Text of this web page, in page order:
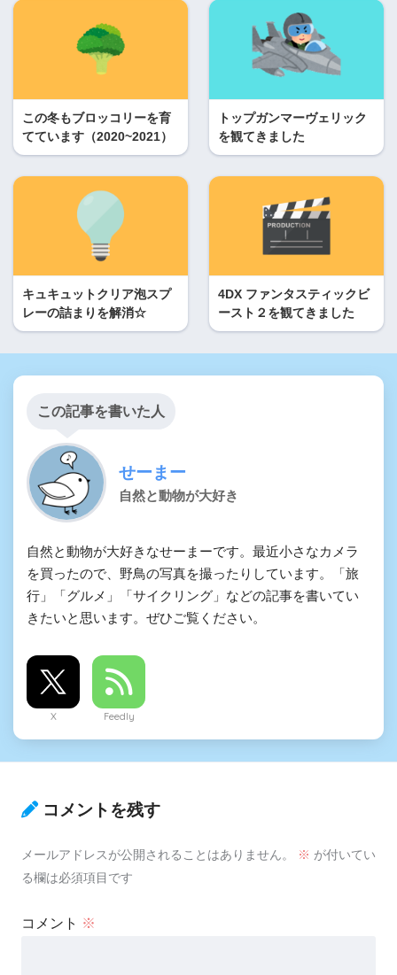
この冬もブロッコリーを育
てています（2020~2021）
トップガンマーヴェリック
を観てきました
キュキュットクリア泡スプ
レーの詰まりを解消☆
4DX ファンタスティックビ
ースト２を観てきました
この記事を書いた人
せーまー
自然と動物が大好き
自然と動物が大好きなせーまーです。最近小さなカメラ
を買ったので、野鳥の写真を撮ったりしています。「旅
行」「グルメ」「サイクリング」などの記事を書いてい
きたいと思います。ぜひご覧ください。
X Feedly
コメントを残す
メールアドレスが公開されることはありません。 ※ が付いてい
る欄は必須項目です
コメント ※